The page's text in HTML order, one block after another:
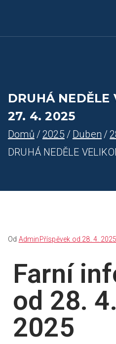
Farnost
DRUHÁ NEDĚLE
27. 4. 2025
Domů 2025 Duben
DRUHÁ NEDĚLE
Od AdminPříspěvek od 28. 4. 2025
Farní
od 28.
2025